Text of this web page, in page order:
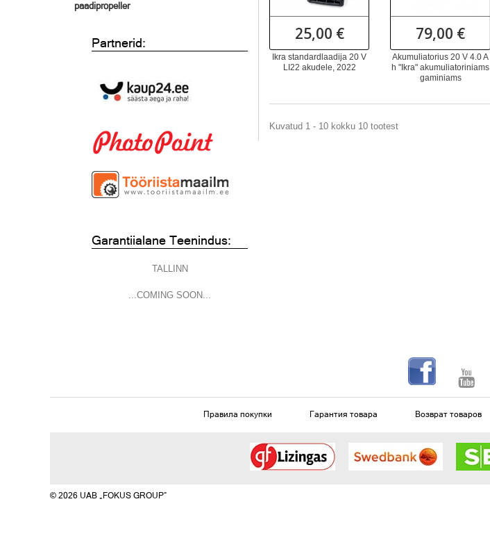
paadipropeller
Partnerid:
Garantiialane Teenindus:
TALLINN
...COMING SOON...
25,00 €
Ikra standardlaadija 20 V
LI22 akudele, 2022
79,00 €
Akumuliatorius 20 V 4.0 A
h "Ikra" akumuliatoriniams
gaminiams
Kuvatud 1 - 10 kokku 10 tootest
Правила покупки Гарантия товара Возврат товаров
© 2026 UAB „FOKUS GROUP“